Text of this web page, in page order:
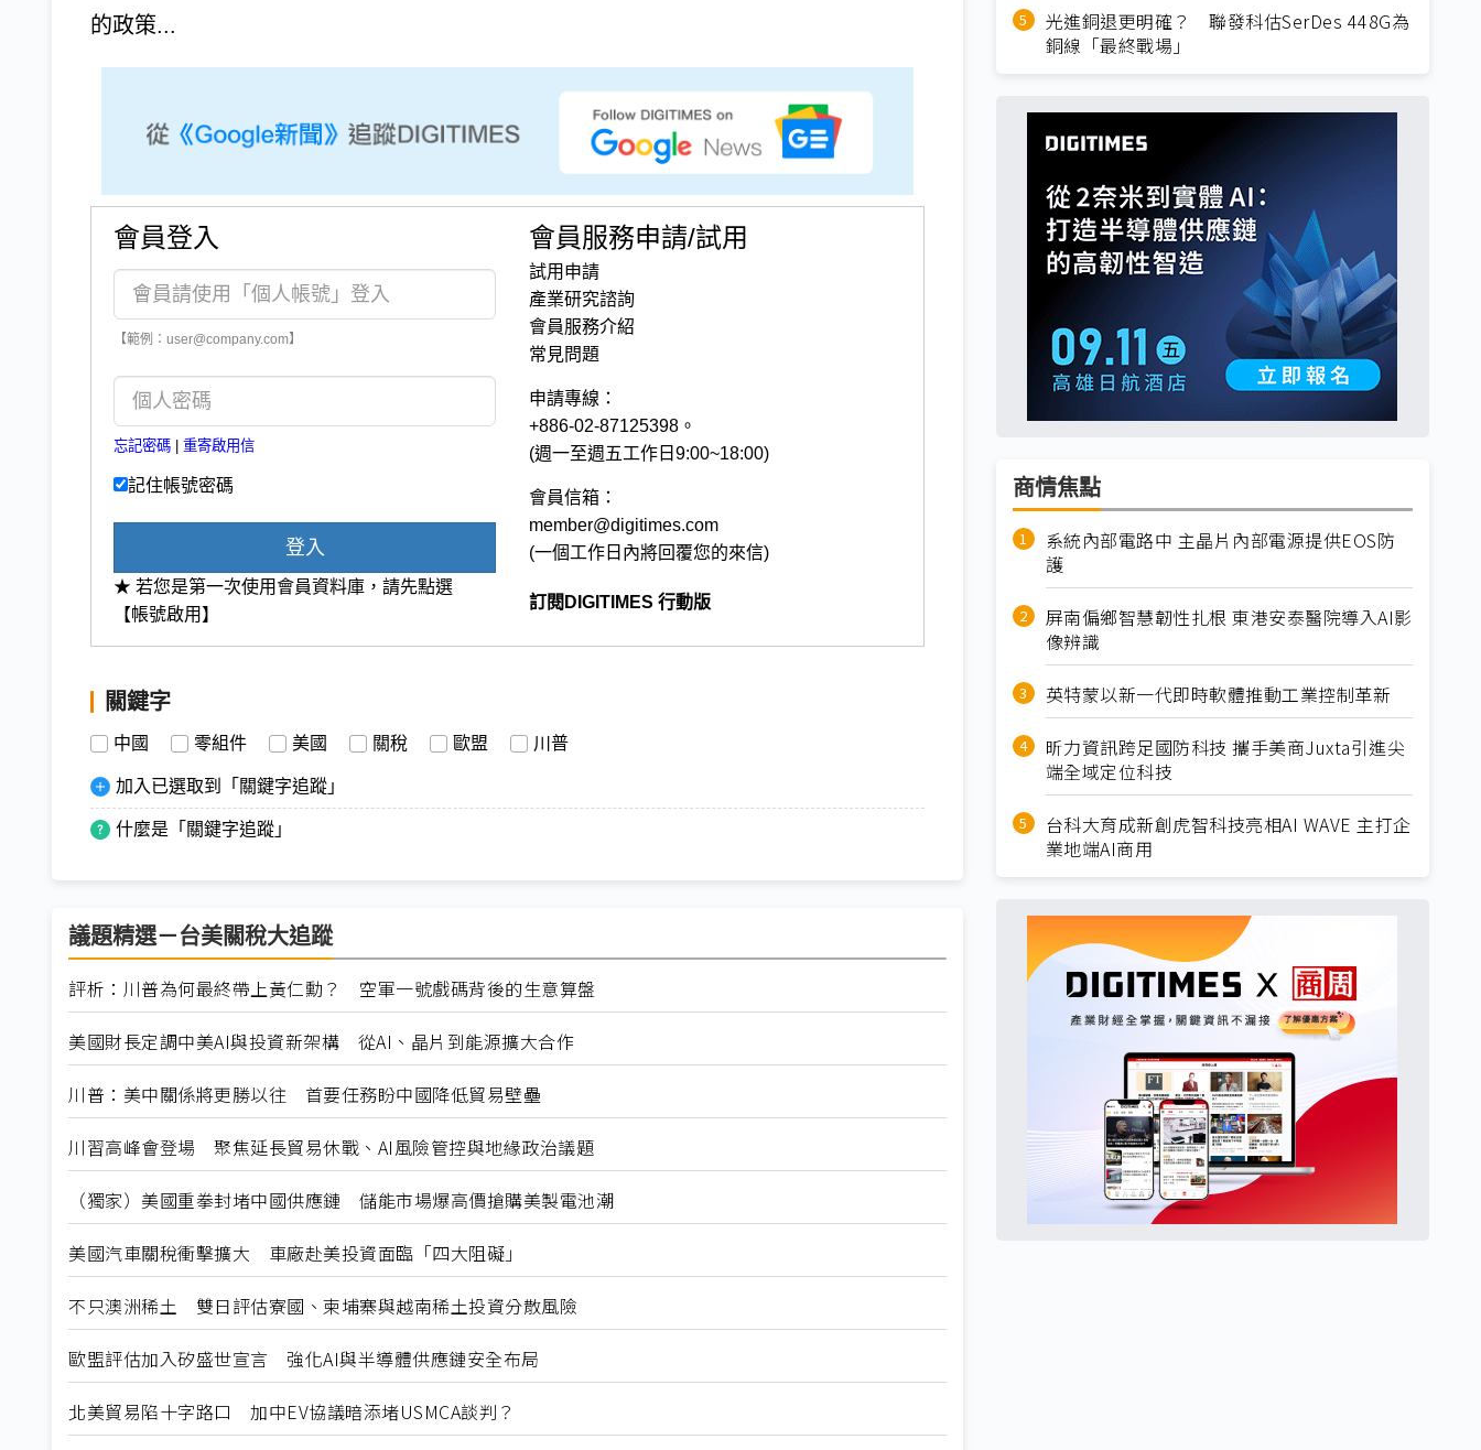
的政策...
會員登入
【範例：user@company.com】
忘記密碼 重寄啟用信
記住帳號密碼
登入
★ 若您是第一次使用會員資料庫，請先點選
【帳號啟用】
會員服務申請/試用
試用申請
產業研究諮詢
會員服務介紹
常見問題
申請專線：
+886-02-87125398。
(週一至週五工作日9:00~18:00)
會員信箱：
member@digitimes.com
(一個工作日內將回覆您的來信)
訂閱DIGITIMES 行動版
關鍵字
中國 零組件 美國 關稅 歐盟 川普
加入已選取到「關鍵字追蹤」
什麼是「關鍵字追蹤」
議題精選－台美關稅大追蹤
評析：川普為何最終帶上黃仁勳？ 空軍一號戲碼背後的生意算盤
美國財長定調中美AI與投資新架構 從AI、晶片到能源擴大合作
川普：美中關係將更勝以往 首要任務盼中國降低貿易壁壘
川習高峰會登場 聚焦延長貿易休戰、AI風險管控與地緣政治議題
（獨家）美國重拳封堵中國供應鏈 儲能市場爆高價搶購美製電池潮
美國汽車關稅衝擊擴大 車廠赴美投資面臨「四大阻礙」
不只澳洲稀土 雙日評估寮國、柬埔寨與越南稀土投資分散風險
歐盟評估加入矽盛世宣言 強化AI與半導體供應鏈安全布局
北美貿易陷十字路口 加中EV協議暗添堵USMCA談判？
光進銅退更明確？ 聯發科估SerDes 448G為
銅線「最終戰場」
商情焦點
系統內部電路中 主晶片內部電源提供EOS防
護
屏南偏鄉智慧韌性扎根 東港安泰醫院導入AI影
像辨識
英特蒙以新一代即時軟體推動工業控制革新
昕力資訊跨足國防科技 攜手美商Juxta引進尖
端全域定位科技
台科大育成新創虎智科技亮相AI WAVE 主打企
業地端AI商用